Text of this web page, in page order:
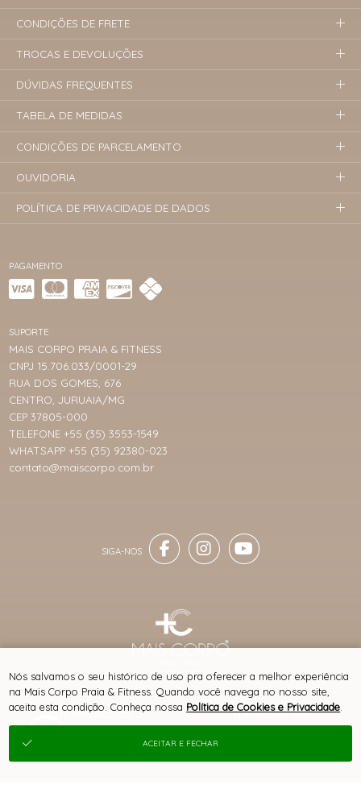
PAGAMENTO
SITE 100% SEGURO PLATAFORMA B2B
SUPORTE
MAIS CORPO PRAIA & FITNESS
CNPJ 15.706.033/0001-29
RUA DOS GOMES, 676
CENTRO, JURUAIA/MG
CEP 37805-000
TELEFONE +55 (35) 3553-1549
WHATSAPP +55 (35) 92380-023
contato@maiscorpo.com.br
CONDIÇÕES DE FRETE
TROCAS E DEVOLUÇÕES
DÚVIDAS FREQUENTES
TABELA DE MEDIDAS
CONDIÇÕES DE PARCELAMENTO
OUVIDORIA
POLÍTICA DE PRIVACIDADE DE DADOS
® TODOS DIREITOS RESERVADOS
Nós salvamos o seu histórico de uso pra oferecer a melhor experiência
na Mais Corpo Praia & Fitness. Quando você navega no nosso site,
aceita esta condição. Conheça nossa Política de Cookies e Privacidade
ACEITAR E FECHAR